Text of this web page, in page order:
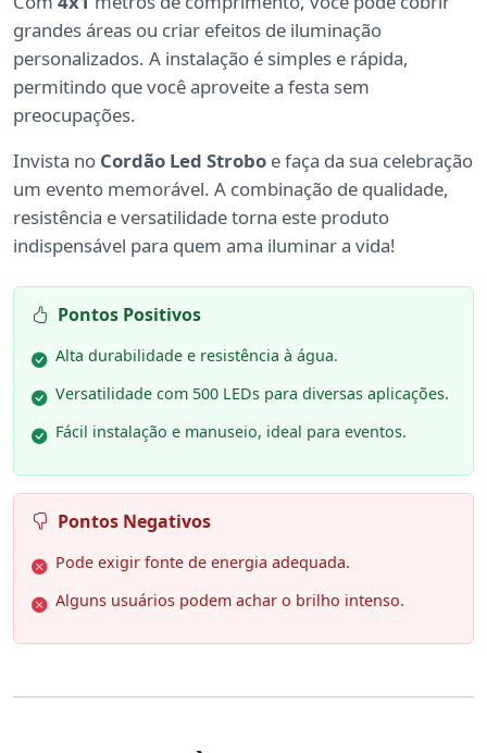
grandes áreas ou criar efeitos de iluminação
personalizados. A instalação é simples e rápida,
permitindo que você aproveite a festa sem
preocupações.
Invista no Cordão Led Strobo e faça da sua celebração
um evento memorável. A combinação de qualidade,
resistência e versatilidade torna este produto
indispensável para quem ama iluminar a vida!
Pontos Positivos
Alta durabilidade e resistência à água.
Versatilidade com 500 LEDs para diversas aplicações.
Fácil instalação e manuseio, ideal para eventos.
Pontos Negativos
Pode exigir fonte de energia adequada.
Alguns usuários podem achar o brilho intenso.